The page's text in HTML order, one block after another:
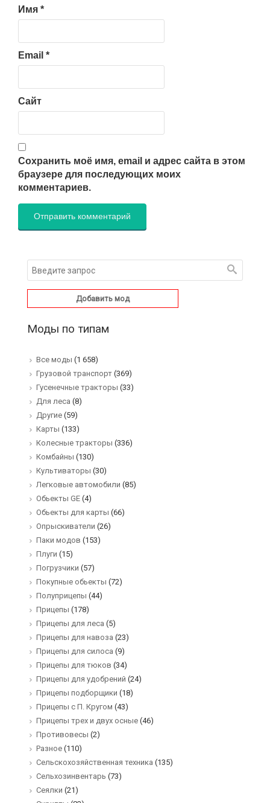
Имя *
Email *
Сайт
Сохранить моё имя, email и адрес сайта в этом
браузере для последующих моих
комментариев.
Добавить мод
Моды по типам
Все моды (1 658)
Грузовой транспорт (369)
Гусенечные тракторы (33)
Для леса (8)
Другие (59)
Карты (133)
Колесные тракторы (336)
Комбайны (130)
Культиваторы (30)
Легковые автомобили (85)
Обьекты GE (4)
Обьекты для карты (66)
Опрыскиватели (26)
Паки модов (153)
Плуги (15)
Погрузчики (57)
Покупные обьекты (72)
Полуприцепы (44)
Прицепы (178)
Прицепы для леса (5)
Прицепы для навоза (23)
Прицепы для силоса (9)
Прицепы для тюков (34)
Прицепы для удобрений (24)
Прицепы подборщики (18)
Прицепы с П. Кругом (43)
Прицепы трех и двух осные (46)
Противовесы (2)
Разное (110)
Сельскохозяйственная техника (135)
Сельхозинвентарь (73)
Сеялки (21)